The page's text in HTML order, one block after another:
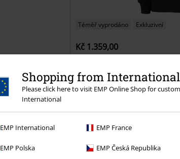
Shopping from International
Please click here to visit EMP Online Shop for
International
EMP International EMP France
EMP Polska EMP Česká Republika
Téměř vyprodáno Exkluzivní
Kč 1.359,00